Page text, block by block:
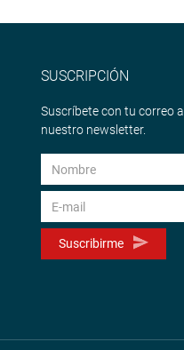
SUSCRIPCIÓN
Suscríbete con tu correo a
nuestro newsletter.
Suscribirme